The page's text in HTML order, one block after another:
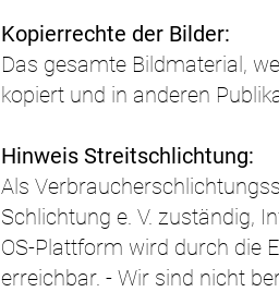
Kopierrechte der Bilder:
Das gesamte Bildmaterial,
kopiert und in anderen
Hinweis Streitschlichtung:
Als
Schlichtung e. V. zuständig,
OS-Plattform wird durch die
erreichbar. - Wir sind nicht